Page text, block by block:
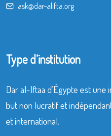
ask@dar-alifta.org
Type d’institution
Dar al-Iftaa d’Égypte est
but non lucratif et
et international.